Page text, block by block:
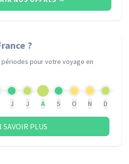
?
pour votre voyage en
J J A S O N D
SAVOIR PLUS